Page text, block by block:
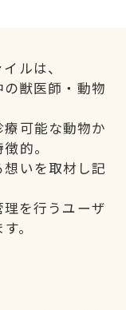
ルは、
獣医師・動物
可能な動物か
的。
いを取材し記
を行うユーザ
。